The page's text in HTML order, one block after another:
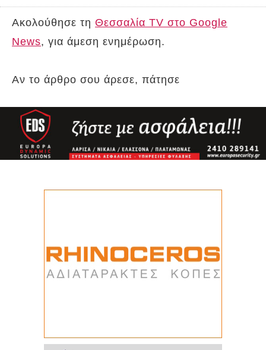
Ακολούθησε τη Θεσσαλία TV στο Google
News, για άμεση ενημέρωση.
Αν το άρθρο σου άρεσε, πάτησε